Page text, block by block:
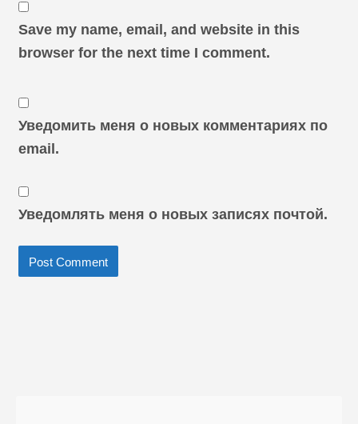
Save my name, email, and website in this
browser for the next time I comment.
Уведомить меня о новых комментариях по
email.
Уведомлять меня о новых записях почтой.